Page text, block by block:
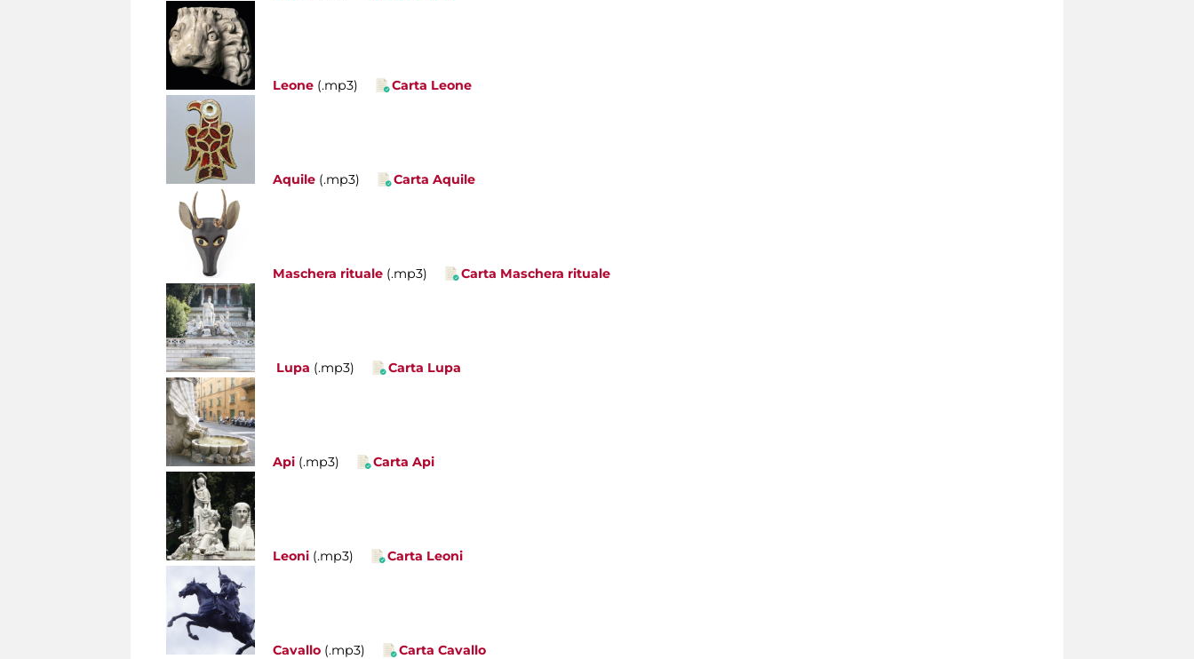
Leone (.mp3) Carta Leone
Aquile (.mp3) Carta Aquile
Maschera rituale (.mp3) Carta Maschera rituale
Lupa (.mp3) Carta Lupa
Api (.mp3) Carta Api
Leoni (.mp3) Carta Leoni
Cavallo (.mp3) Carta Cavallo